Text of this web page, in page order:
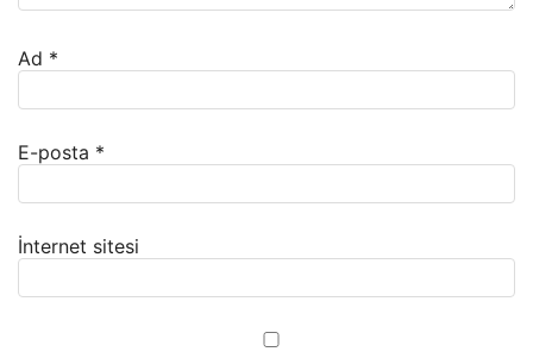
Ad *
E-posta *
İnternet sitesi